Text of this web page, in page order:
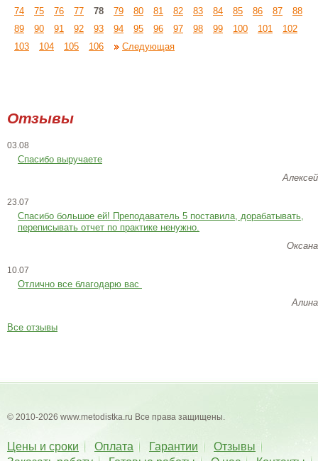
74
75 76 77 78 79 80 81 82 83 84 85 86 87
88
89
90 91 92 93 94 95 96 97 98 99 100 101
102
103
104 105 106 Следующая
Отзывы
03.08
Спасибо выручаете
Алексей
23.07
Cпасибо большое ей! Преподаватель 5 поставила, дорабатывать,
переписывать отчет по практике ненужно.
Оксана
10.07
Отлично все благодарю вас
Алина
Все отзывы
© 2010-2026 www.metodistka.ru Все права защищены.
Цены и сроки Оплата Гарантии
Отзывы